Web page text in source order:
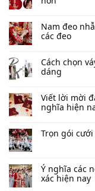
Nam đeo
các đeo
Cách chọn
dáng
Viết lời mời
nghĩa hiện
Trọn gói
Ý nghĩa các
xác hiện nay